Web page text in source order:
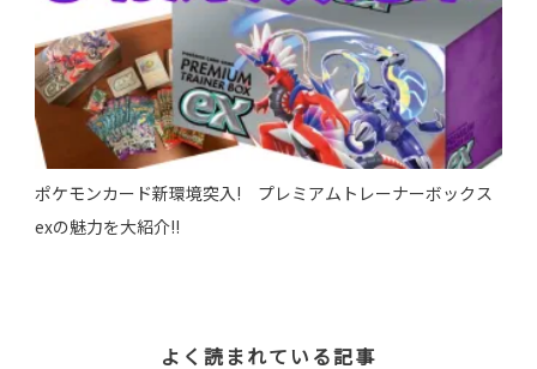
ポケモンカード新環境突入! プレミアムトレーナーボックス
exの魅力を大紹介!!
よく読まれている記事